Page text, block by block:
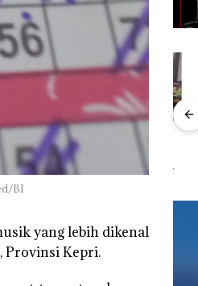
BI
yang lebih dikenal
Provinsi Kepri.
Puluhan Tahun
‘Bodong’ Tapi Cuma
Ditegur, LBH Desak
Sekolah Djuwita